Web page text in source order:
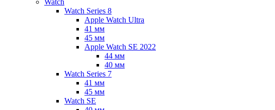
Watch
Watch Series 8
Apple Watch Ultra
41 мм
45 мм
Apple Watch SE 2022
44 мм
40 мм
Watch Series 7
41 мм
45 мм
Watch SE